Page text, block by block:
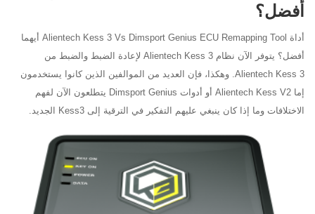
أفضل؟
أداة Alientech Kess 3 Vs Dimsport Genius ECU Remapping Tool أيهما
أفضل؟ يتوفر الآن نظام Alientech Kess 3 لإعادة الضبط والضبط من
Alientech Kess 3. وهكذا، فإن العديد من الموالفين الذين كانوا يستخدمون
إما Alientech Kess V2 أو أدوات Dimsport Genius يتطلعون الآن لفهم
الاختلافات وما إذا كان ينبغي عليهم التفكير في الترقية إلى Kess3 الجديد.